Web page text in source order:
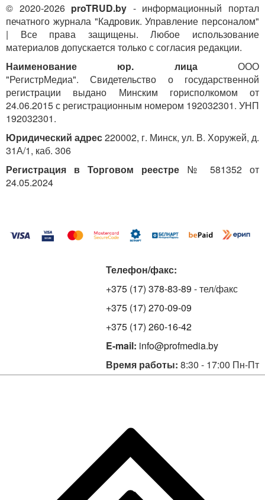
© 2020-2026 proTRUD.by - информационный портал
печатного журнала "Кадровик. Управление персоналом"
| Все права защищены. Любое использование
материалов допускается только с согласия редакции.
Наименование юр. лицаООО
"РегистрМедиа". Свидетельство о государственной
регистрации выдано Минским горисполкомом от
24.06.2015 с регистрационным номером 192032301. УНП
192032301.
Юридический адрес220002, г. Минск, ул. В. Хоружей, д.
31А/1, каб. 306
Регистрация в Торговом реестре № 581352 от
24.05.2024
Телефон/факс:
+375 (17) 378-83-89 - тел/факс
+375 (17) 270-09-09
+375 (17) 260-16-42
E-mail: info@profmedia.by
Время работы: 8:30 - 17:00 Пн-Пт